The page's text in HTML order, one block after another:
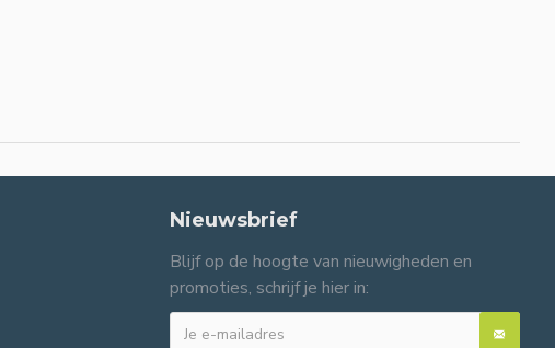
Nieuwsbrief
Blijf op de hoogte van nieuwigheden en
promoties, schrijf je hier in: